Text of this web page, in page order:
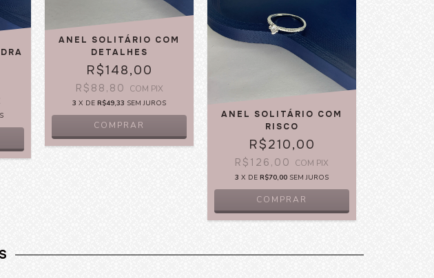
ANEL SOLITÁRIO COM
DETALHES
R$148,00
R$88,80 COM PIX
3 X DER$49,33 SEM JUROS
COMPRAR
ANEL SOLITÁRIO COM
RISCO
R$210,00
R$126,00 COM PIX
3 X DER$70,00 SEM JUROS
COMPRAR